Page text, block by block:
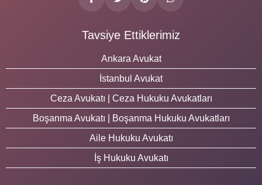
Tavsiye Ettiklerimiz
Ankara Avukat
İstanbul Avukat
Ceza Avukatı | Ceza Hukuku Avukatları
Boşanma Avukatı | Boşanma Hukuku Avukatları
Aile Hukuku Avukatı
İş Hukuku Avukatı